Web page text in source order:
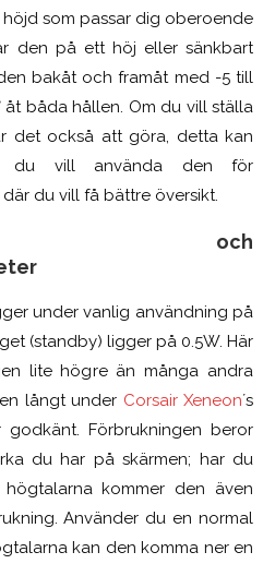
som passar dig oberoende
den på ett höj eller sänkbart
bakåt och framåt med -5 till
åt båda hållen. Om du vill ställa
det också att göra, detta kan
du vill använda den för
du vill få bättre översikt.
och
under vanlig användning på
(standby) ligger på 0.5W. Här
lite högre än många andra
långt under Corsair Xeneon´s
Förbrukningen beror
du har på skärmen; har du
kommer den även
Använder du en normal
kan den komma ner en